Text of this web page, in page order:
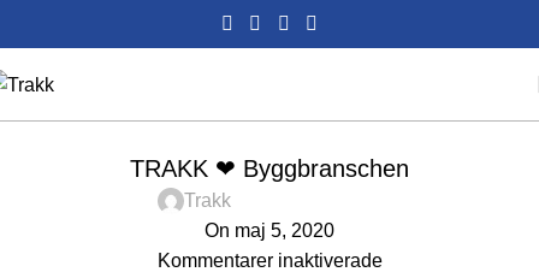
TRAKK ❤ Byggbranschen
Trakk
On maj 5, 2020
Kommentarer inaktiverade